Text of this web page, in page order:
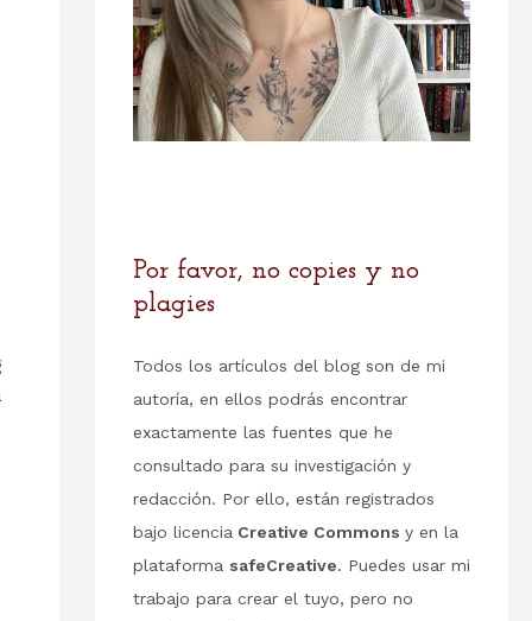
Por favor, no copies y no
plagies
Todos los artículos del blog son de mi
autoría, en ellos podrás encontrar
exactamente las fuentes que he
consultado para su investigación y
redacción. Por ello, están registrados
bajo licencia Creative Commons y en la
plataforma safeCreative. Puedes usar mi
trabajo para crear el tuyo, pero no